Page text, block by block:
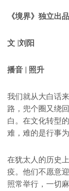
《境界》独立出
文 |刘阳
播音 | 照升
我们就从大白话
路，兜个圈又绕
白。在文化转型
难，难的是行事
在犹太人的历史
疫。他们不愿意
照常举行，一切